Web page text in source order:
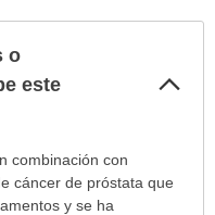
o
este
combinación con
cáncer de próstata que
y se ha